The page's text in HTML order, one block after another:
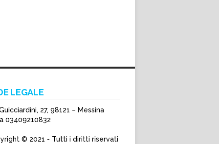
LEGALE
27, 98121 – Messina
03409210832
© 2021 - Tutti i diritti riservati